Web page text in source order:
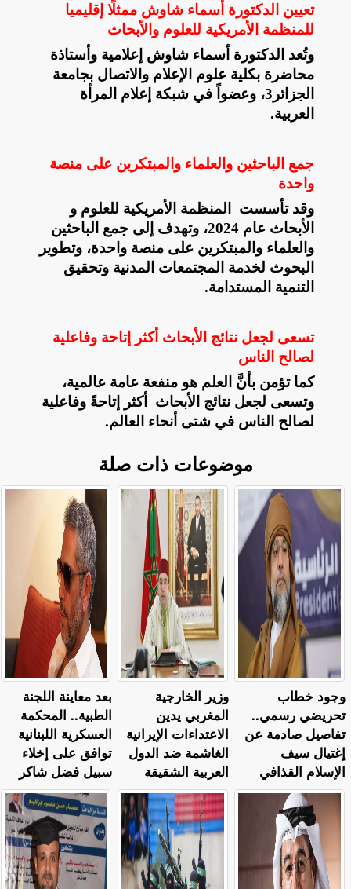
تعيين الدكتورة أسماء شاوش ممثلًا إقليميا
للمنظمة الأمريكية للعلوم والأبحاث
وتُعد الدكتورة أسماء شاوش إعلامية وأستاذة
محاضرة بكلية علوم الإعلام والاتصال بجامعة
الجزائر3، وعضواً في شبكة إعلام المرأة
العربية.
جمع الباحثين والعلماء والمبتكرين على منصة
واحدة
وقد تأسست المنظمة الأمريكية للعلوم و
الأبحاث عام 2024، وتهدف إلى جمع الباحثين
والعلماء والمبتكرين على منصة واحدة، وتطوير
البحوث لخدمة المجتمعات المدنية وتحقيق
التنمية المستدامة.
تسعى لجعل نتائج الأبحاث أكثر إتاحة وفاعلية
لصالح الناس
كما تؤمن بأنَّ العلم هو منفعة عامة عالمية،
وتسعى لجعل نتائج الأبحاث أكثر إتاحةً وفاعلية
لصالح الناس في شتى أنحاء العالم.
موضوعات ذات صلة
بعد معاينة اللجنة
الطبية.. المحكمة
العسكرية اللبنانية
توافق على إخلاء
سبيل فضل شاكر
وزير الخارجية
المغربي يدين
الاعتداءات الإيرانية
الغاشمة ضد الدول
العربية الشقيقة
وجود خطاب
تحريضي رسمي..
تفاصيل صادمة عن
إغتيال سيف
الإسلام القذافي